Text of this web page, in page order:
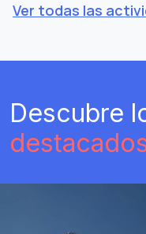
Ver todas las
Descubre